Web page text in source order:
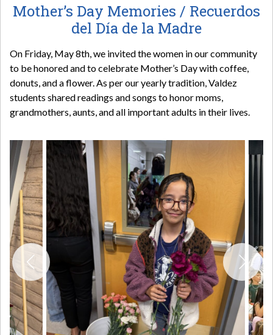
Mother’s Day Memories / Recuerdos
del Día de la Madre
On Friday, May 8th, we invited the women in our community
to be honored and to celebrate Mother’s Day with coffee,
donuts, and a flower. As per our yearly tradition, Valdez
students shared readings and songs to honor moms,
grandmothers, aunts, and all important adults in their lives.